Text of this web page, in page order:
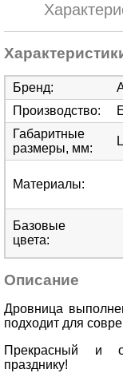
Бренд:
Производство:
Габаритные
размеры, мм:
Материалы:
Базовые
цвета:
Описание
Дровница
подходит для
Прекрасный и
празднику!